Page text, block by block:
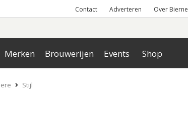
Contact Adverteren Over
Merken Brouwerijen Events Shop
Stijl